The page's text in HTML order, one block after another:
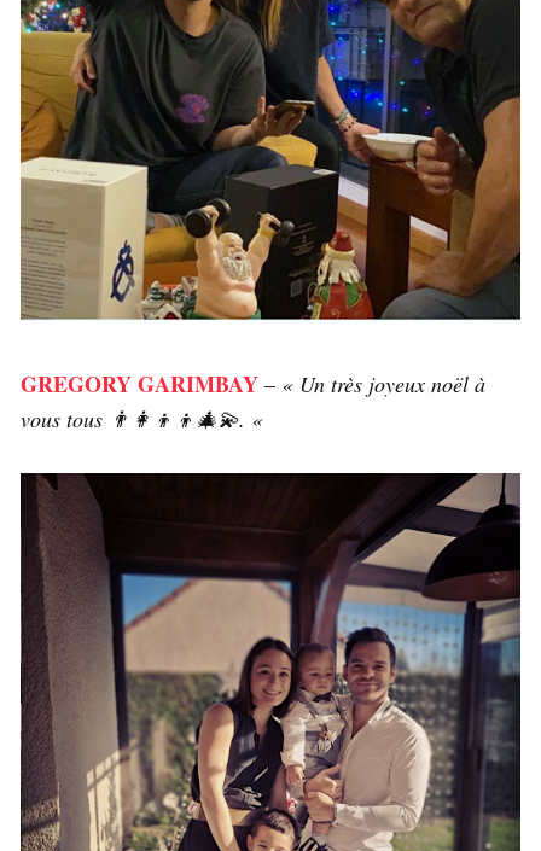
GREGORY GARIMBAY – « Un très joyeux noël à
vous tous 👨‍👩‍👦‍👦🎄💫. «